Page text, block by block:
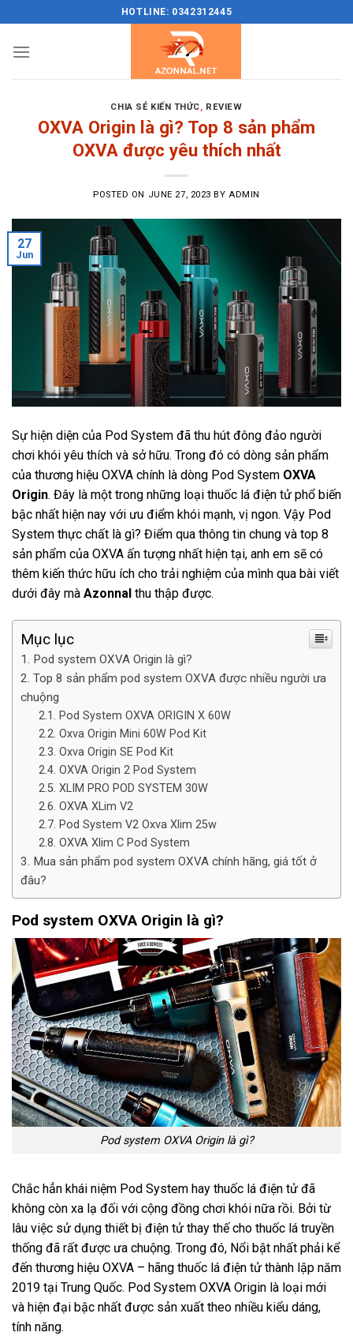
content
HOTLINE: 0342312445
CHIA SẺ KIẾN THỨC, REVIEW
OXVA Origin là gì? Top 8 sản phẩm
OXVA được yêu thích nhất
POSTED ON JUNE 27, 2023 BY ADMIN
27
Jun
Sự hiện diện của Pod System đã thu hút đông đảo người
chơi khói yêu thích và sở hữu. Trong đó có dòng sản phẩm
của thương hiệu OXVA chính là dòng Pod System OXVA
Origin. Đây là một trong những loại thuốc lá điện tử phổ biến
bậc nhất hiện nay với ưu điểm khói mạnh, vị ngon. Vậy Pod
System thực chất là gì? Điểm qua thông tin chung và top 8
sản phẩm của OXVA ấn tượng nhất hiện tại, anh em sẽ có
thêm kiến thức hữu ích cho trải nghiệm của mình qua bài viết
dưới đây mà Azonnal thu thập được.
Mục lục
Pod system OXVA Origin là gì?
Top 8 sản phẩm pod system OXVA được nhiều người ưa
chuộng
Pod System OXVA ORIGIN X 60W
Oxva Origin Mini 60W Pod Kit
Oxva Origin SE Pod Kit
OXVA Origin 2 Pod System
XLIM PRO POD SYSTEM 30W
OXVA XLim V2
Pod System V2 Oxva Xlim 25w
OXVA Xlim C Pod System
Mua sản phẩm pod system OXVA chính hãng, giá tốt ở
đâu?
Pod system OXVA Origin là gì?
Pod system OXVA Origin là gì?
Chắc hẳn khái niệm Pod System hay thuốc lá điện tử đã
không còn xa lạ đối với cộng đồng chơi khói nữa rồi. Bởi từ
lâu việc sử dụng thiết bị điện tử thay thế cho thuốc lá truyền
thống đã rất được ưa chuộng. Trong đó, Nổi bật nhất phải kể
đến thương hiệu OXVA – hãng thuốc lá điện tử thành lập năm
2019 tại Trung Quốc. Pod System OXVA Origin là loại mới
và hiện đại bậc nhất được sản xuất theo nhiều kiểu dáng,
tính năng.